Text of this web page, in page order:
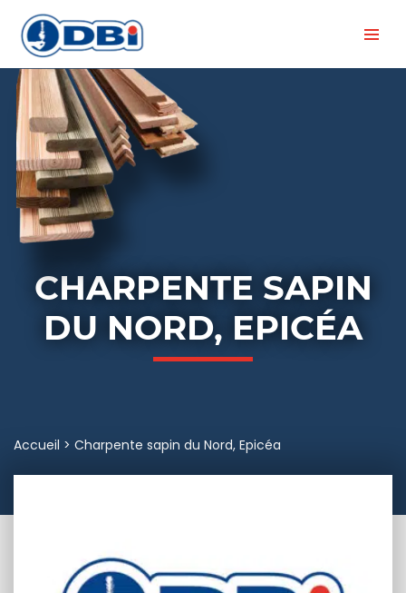
CHARPENTE SAPIN
DU NORD, EPICÉA
Accueil > Charpente sapin du Nord, Epicéa